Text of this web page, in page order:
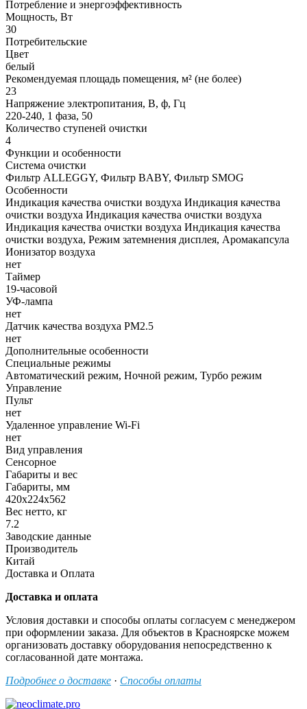
Потребление и энергоэффективность
Мощность, Вт
30
Потребительские
Цвет
белый
Рекомендуемая площадь помещения, м² (не более)
23
Напряжение электропитания, В, ф, Гц
220-240, 1 фаза, 50
Количество ступеней очистки
4
Функции и особенности
Система очистки
Фильтр ALLEGGY, Фильтр BABY, Фильтр SMOG
Особенности
Индикация качества очистки воздуха Индикация качества
очистки воздуха Индикация качества очистки воздуха
Индикация качества очистки воздуха Индикация качества
очистки воздуха, Режим затемнения дисплея, Аромакапсула
Ионизатор воздуха
нет
Таймер
19-часовой
УФ-лампа
нет
Датчик качества воздуха PM2.5
нет
Дополнительные особенности
Специальные режимы
Автоматический режим, Ночной режим, Турбо режим
Управление
Пульт
нет
Удаленное управление Wi-Fi
нет
Вид управления
Сенсорное
Габариты и вес
Габариты, мм
420x224x562
Вес нетто, кг
7.2
Заводские данные
Производитель
Китай
Доставка и Оплата
Доставка и оплата
Условия доставки и способы оплаты согласуем с менеджером
при оформлении заказа. Для объектов в Красноярске можем
организовать доставку оборудования непосредственно к
согласованной дате монтажа.
Подробнее о доставке · Способы оплаты